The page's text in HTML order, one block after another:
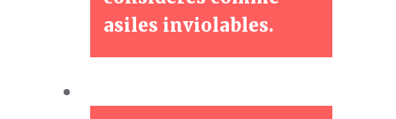
asiles inviolables.